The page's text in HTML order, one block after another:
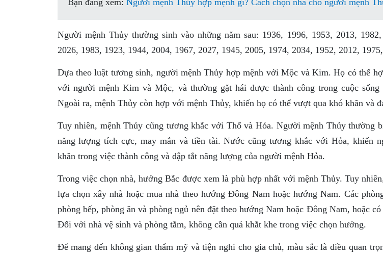
Bạn đang xem: Người mệnh Thủy hợp mệnh gì? Cách chọn nhà cho người mệnh
Người mệnh Thủy thường sinh vào những năm sau: 1936, 1996, 1953, 2013,
2026, 1983, 1923, 1944, 2004, 1967, 2027, 1945, 2005, 1974, 2034, 1952, 2012,
Dựa theo luật tương sinh, người mệnh Thủy hợp mệnh với Mộc và Kim. Họ có thể
với người mệnh Kim và Mộc, và thường gặt hái được thành công trong cuộc sống
Ngoài ra, mệnh Thủy còn hợp với mệnh Thủy, khiến họ có thể vượt qua khó khăn và
Tuy nhiên, mệnh Thủy cũng tương khắc với Thổ và Hỏa. Người mệnh Thủy thường
năng lượng tích cực, may mắn và tiền tài. Nước cũng tương khắc với Hỏa, khiến
khăn trong việc thành công và dập tắt năng lượng của người mệnh Hỏa.
Trong việc chọn nhà, hướng Bắc được xem là phù hợp nhất với mệnh Thủy. Tuy
lựa chọn xây nhà hoặc mua nhà theo hướng Đông Nam hoặc hướng Nam. Các
phòng bếp, phòng ăn và phòng ngủ nên đặt theo hướng Nam hoặc Đông Nam, hoặc
Đối với nhà vệ sinh và phòng tắm, không cần quá khắt khe trong việc chọn hướng.
Để mang đến không gian thẩm mỹ và tiện nghi cho gia chủ, màu sắc là điều quan